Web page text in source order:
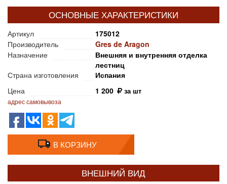
ОСНОВНЫЕ ХАРАКТЕРИСТИКИ
Артикул
175012
Производитель
Gres de Aragon
Назначение
Внешняя и внутренняя отделка
лестниц
Страна изготовления
Испания
Цена
1 200 за шт
адрес самовывоза
В КОРЗИНУ
ВНЕШНИЙ ВИД